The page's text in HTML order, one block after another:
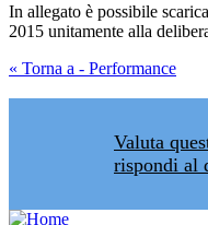
In allegato è possibile
2015 unitamente alla
« Torna a - Performance
Valuta
rispondi al